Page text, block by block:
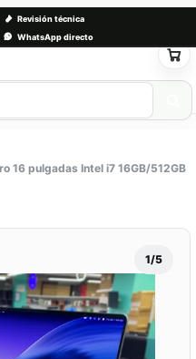
Revisión técnica
WhatsApp directo
16 pulgadas Intel i7 16GB/512GB
1/5